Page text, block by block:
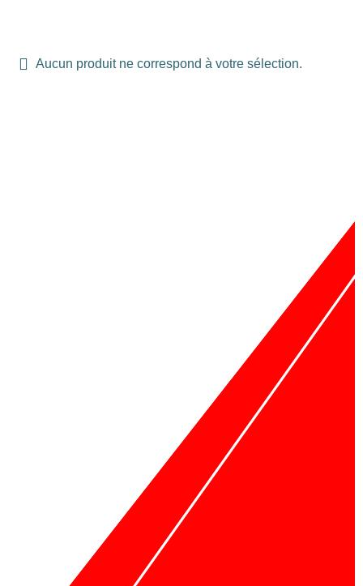
Aucun produit ne correspond à votre sélection.